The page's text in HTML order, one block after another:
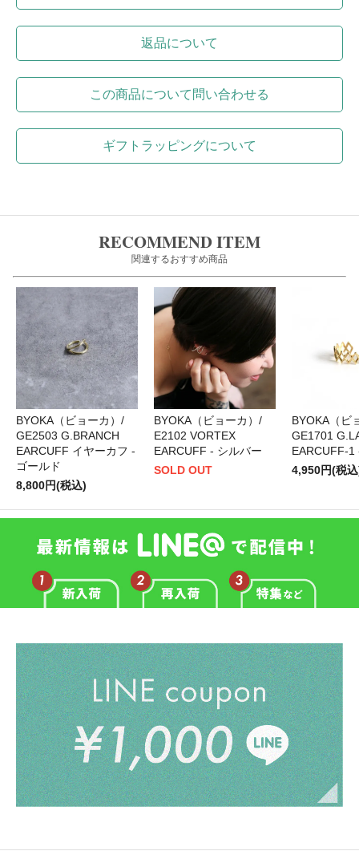
返品について
この商品について問い合わせる
ギフトラッピングについて
RECOMMEND ITEM
関連するおすすめ商品
BYOKA（ビョーカ）/
GE2503 G.BRANCH
EARCUFF イヤーカフ -
ゴールド
8,800円(税込)
BYOKA（ビョーカ）/
E2102 VORTEX
EARCUFF - シルバー
SOLD OUT
BYOKA（ビ
GE1701
EARCUFF-1
4,950円(税